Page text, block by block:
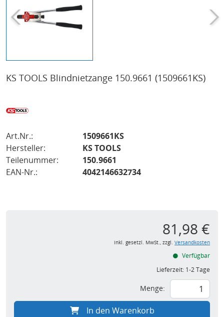
KS TOOLS Blindnietzange 150.9661 (1509661KS)
Art.Nr.:
1509661KS
Hersteller:
KS TOOLS
Teilenummer:
150.9661
EAN-Nr.:
4042146632734
81,98 €
inkl. gesetzl. MwSt., zzgl. Versandkosten
Verfügbar
Lieferzeit: 1-2 Tage
Menge:
In den Warenkorb